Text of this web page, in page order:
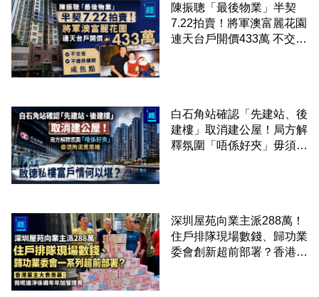
陳振聰「最後物業」半契
7.22拍賣！將軍澳富麗花園
連天台戶開價433萬 不交
白石角站確認「先建站、後
建樓」取消建公屋！局方解
釋氛圍「唔係好夾」毋須拘
深圳屋苑向業主派288萬！
住戶排隊現場數錢、歸功業
委會創新超前部署？香港業